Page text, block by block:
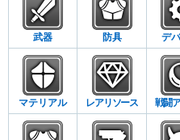
武器 防具 デ
マテリアル レアリソース 戦闘